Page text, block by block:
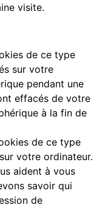
visite.
de ce type
sur votre
pendant une
effacés de votre
à la fin de
de ce type
votre ordinateur.
aident à vous
savoir qui
de